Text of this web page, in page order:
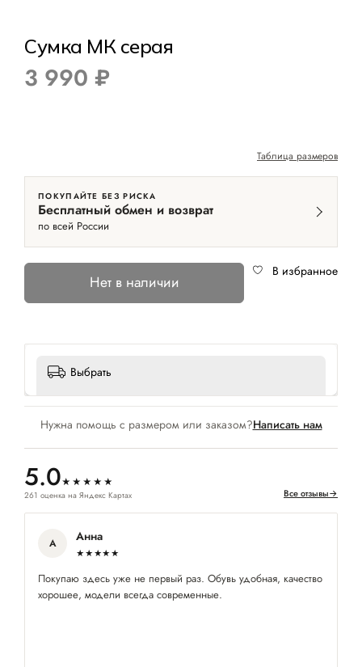
Сумка МК серая
3 990 ₽
Таблица размеров
ПОКУПАЙТЕ БЕЗ РИСКА
Бесплатный обмен и возврат
по всей России
Нет в наличии
В избранное
Выбрать
Нужна помощь с размером или заказом?Написать нам
5.0★★★★★
261 оценка на Яндекс Картах Все отзывы→
А Анна
★★★★★
Покупаю здесь уже не первый раз. Обувь удобная, качество
хорошее, модели всегда современные.